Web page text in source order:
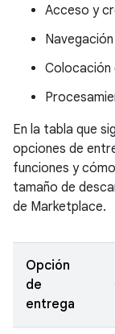
Acceso y
Colocación
En la tabla que
opciones de
funciones y
tamaño de
de Marketplace.
Opción
de
entrega